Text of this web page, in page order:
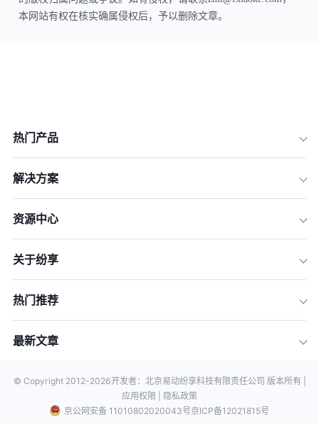
本网站有权在核实确属侵权后，予以删除文章。
热门产品
解决方案
资源中心
关于纷享
热门推荐
最新文章
© Copyright 2012-2026开发者：北京易动纷享科技有限责任公司 版本所有 |
应用权限 |
隐私政策
京公网安备 11010802020043号京ICP备12021815号